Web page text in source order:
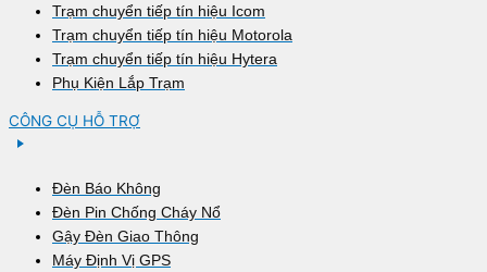
Trạm chuyển tiếp tín hiệu Icom
Trạm chuyển tiếp tín hiệu Motorola
Trạm chuyển tiếp tín hiệu Hytera
Phụ Kiện Lắp Trạm
CÔNG CỤ HỖ TRỢ
Đèn Báo Không
Đèn Pin Chống Cháy Nổ
Gậy Đèn Giao Thông
Máy Định Vị GPS